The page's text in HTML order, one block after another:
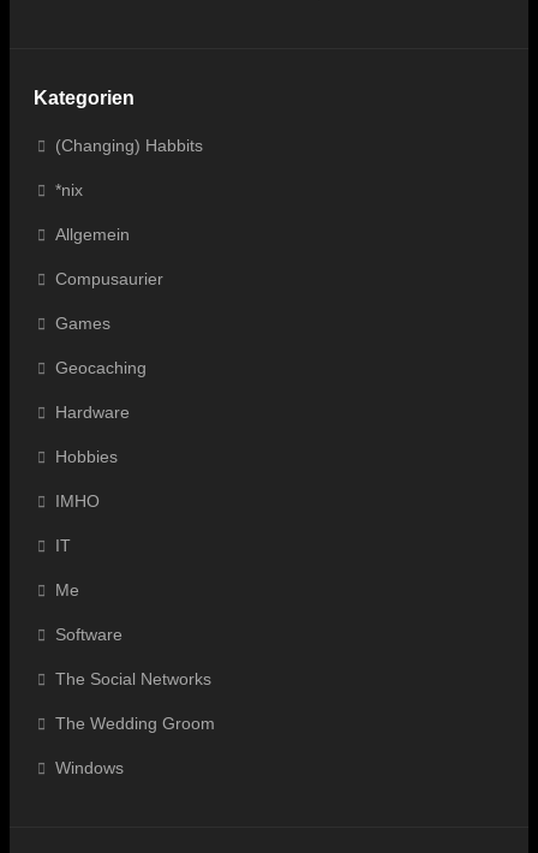
Kategorien
(Changing) Habbits
*nix
Allgemein
Compusaurier
Games
Geocaching
Hardware
Hobbies
IMHO
IT
Me
Software
The Social Networks
The Wedding Groom
Windows